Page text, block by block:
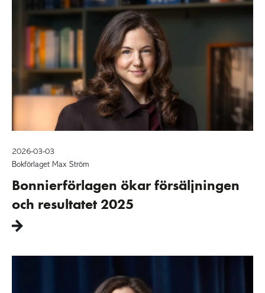
2026-03-03
Bokförlaget Max Ström
Bonnierförlagen ökar försäljningen
och resultatet 2025